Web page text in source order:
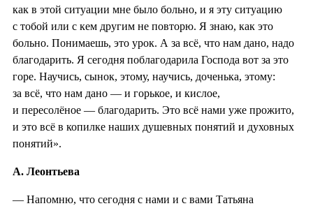
как в этой ситуации мне было больно, и я эту ситуацию
с тобой или с кем другим не повторю. Я знаю, как это
больно. Понимаешь, это урок. А за всё, что нам дано, надо
благодарить. Я сегодня поблагодарила Господа вот за это
горе. Научись, сынок, этому, научись, доченька, этому:
за всё, что нам дано — и горькое, и кислое,
и пересолёное — благодарить. Это всё нами уже прожито,
и это всё в копилке наших душевных понятий и духовных
понятий».
А. Леонтьева
— Напомню, что сегодня с нами и с вами Татьяна